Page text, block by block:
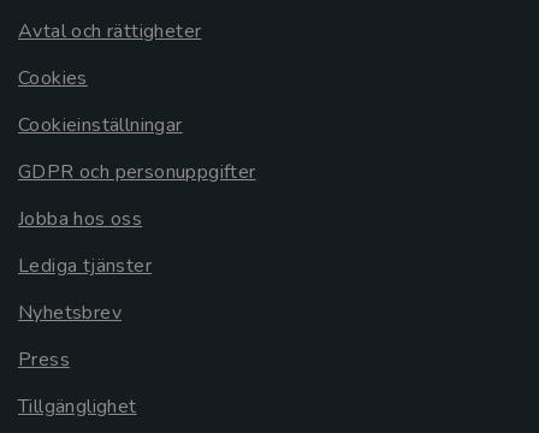
Avtal och rättigheter
Cookies
Cookieinställningar
GDPR och personuppgifter
Jobba hos oss
Lediga tjänster
Nyhetsbrev
Press
Tillgänglighet